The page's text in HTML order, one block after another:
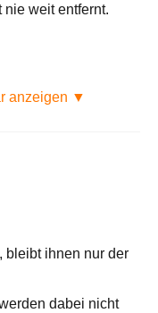
weit entfernt.
anzeigen ▼
bleibt ihnen nur der
dabei nicht